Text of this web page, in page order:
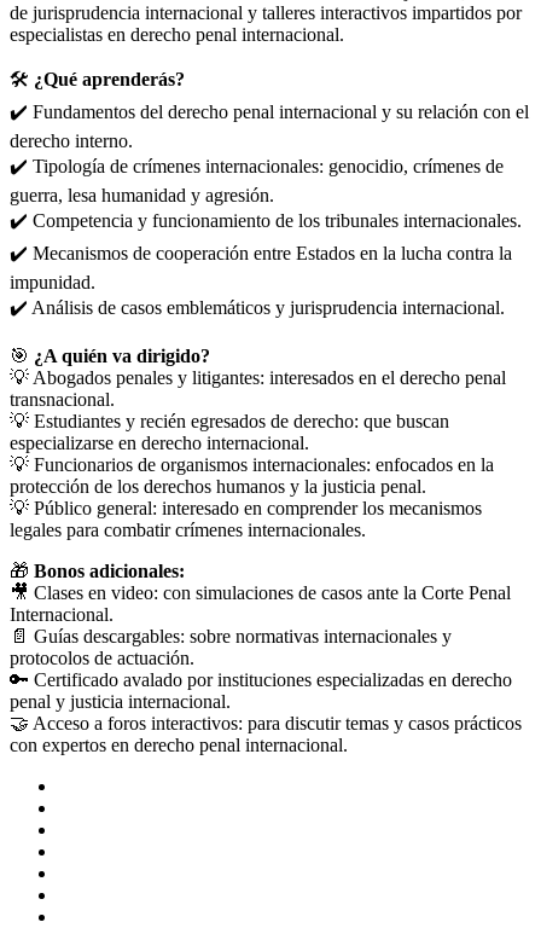
de jurisprudencia internacional y talleres interactivos impartidos por
especialistas en derecho penal internacional.
🛠️ ¿Qué aprenderás?
✔️ Fundamentos del derecho penal internacional y su relación con el
derecho interno.
✔️ Tipología de crímenes internacionales: genocidio, crímenes de
guerra, lesa humanidad y agresión.
✔️ Competencia y funcionamiento de los tribunales internacionales.
✔️ Mecanismos de cooperación entre Estados en la lucha contra la
impunidad.
✔️ Análisis de casos emblemáticos y jurisprudencia internacional.
🎯 ¿A quién va dirigido?
💡 Abogados penales y litigantes: interesados en el derecho penal
transnacional.
💡 Estudiantes y recién egresados de derecho: que buscan
especializarse en derecho internacional.
💡 Funcionarios de organismos internacionales: enfocados en la
protección de los derechos humanos y la justicia penal.
💡 Público general: interesado en comprender los mecanismos
legales para combatir crímenes internacionales.
🎁 Bonos adicionales:
🎥 Clases en video: con simulaciones de casos ante la Corte Penal
Internacional.
📄 Guías descargables: sobre normativas internacionales y
protocolos de actuación.
🔑 Certificado avalado por instituciones especializadas en derecho
penal y justicia internacional.
🤝 Acceso a foros interactivos: para discutir temas y casos prácticos
con expertos en derecho penal internacional.